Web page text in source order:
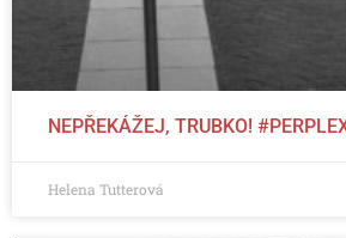
NEPŘEKÁŽEJ, TRUBKO!
Helena Tutterová